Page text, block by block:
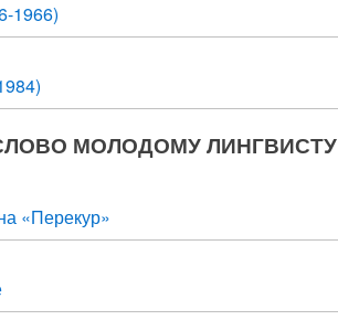
1966)
МОЛОДОМУ ЛИНГВИСТУ
«Перекур»